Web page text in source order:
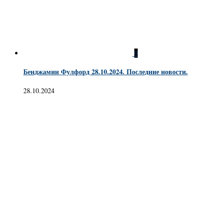
0
Бенджамин Фулфорд 28.10.2024. Последние новости.
28.10.2024